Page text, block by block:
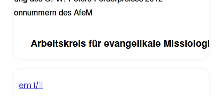
em 1/11